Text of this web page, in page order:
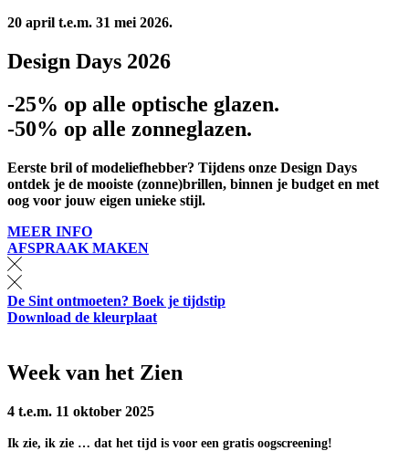
20 april t.e.m. 31 mei 2026.
Design Days 2026
-25% op alle optische glazen.
-50% op alle zonneglazen.
Eerste bril of modeliefhebber? Tijdens onze Design Days
ontdek je de mooiste (zonne)brillen, binnen je budget en met
oog voor jouw eigen unieke stijl.
MEER INFO
AFSPRAAK MAKEN
De Sint ontmoeten? Boek je tijdstip
Download de kleurplaat
Week van het Zien
4 t.e.m. 11 oktober 2025
Ik zie, ik zie … dat het tijd is voor een gratis oogscreening!